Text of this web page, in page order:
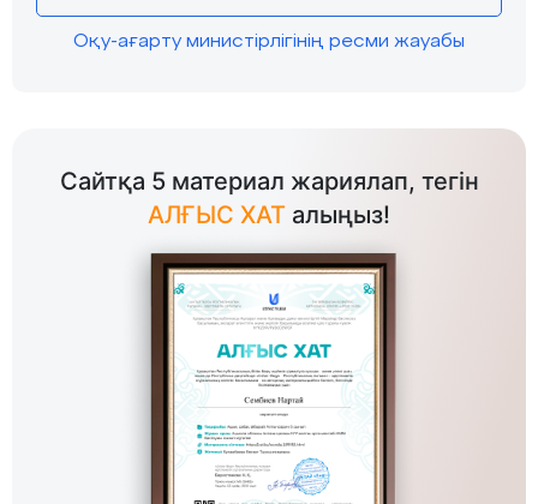
Оқу-ағарту министірлігінің ресми жауабы
Сайтқа 5 материал жариялап, тегін
АЛҒЫС ХАТ алыңыз!